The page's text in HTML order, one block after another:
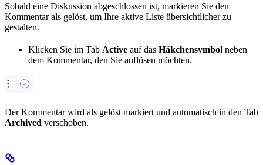
Sobald eine Diskussion abgeschlossen ist, markieren Sie den
Kommentar als gelöst, um Ihre aktive Liste übersichtlicher zu
gestalten.
Klicken Sie im Tab Active auf das Häkchensymbol neben
dem Kommentar, den Sie auflösen möchten.
Der Kommentar wird als gelöst markiert und automatisch in den Tab
Archived verschoben.